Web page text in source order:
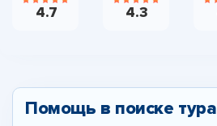
4.7 4.3
Помощь в поиске тура